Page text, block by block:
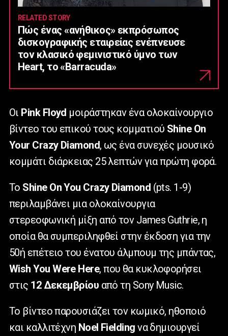
RELATED STORY
Πώς ένας «ανήθικος» εκπρόσωπος
δισκογραφικής εταιρείας ενέπνευσε
τον κλασικό φεμινιστικό ύμνο των
Heart, το «Barracuda»
Οι Pink Floyd μοιράστηκαν ένα ολοκαίνουργιο
βίντεο του επικού τους κομματιού Shine On
Your Crazy Diamond, ως ένα συνεχές μουσικό
κομμάτι διάρκειας 25 λεπτών για πρώτη φορά.
Το Shine OnYou Crazy Diamond (pts. 1-9)
περιλαμβάνει μια ολοκαίνουργια
στερεοφωνική μίξη από τον James Guthrie, η
οποία θα συμπεριληφθεί στην έκδοση για την
50ή επέτειο του ένατου άλμπουμ της μπάντας,
Wish You Were Here, που θα κυκλοφορήσει
στις 12 Δεκεμβρίου από τη Sony Music.
Το βίντεο παρουσιάζει τον κωμικό, ηθοποιό
και καλλιτέχνη Noel Fielding να δημιουργεί